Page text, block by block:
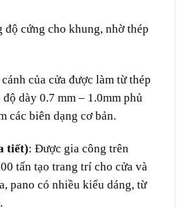
độ cứng cho khung, nhờ thép
cánh của cửa được làm từ thép
dày 0.7 mm – 1.0mm phủ
các biên dạng cơ bản.
tiết): Được gia công trên
tấn tạo trang trí cho cửa và
pano có nhiều kiểu dáng, từ